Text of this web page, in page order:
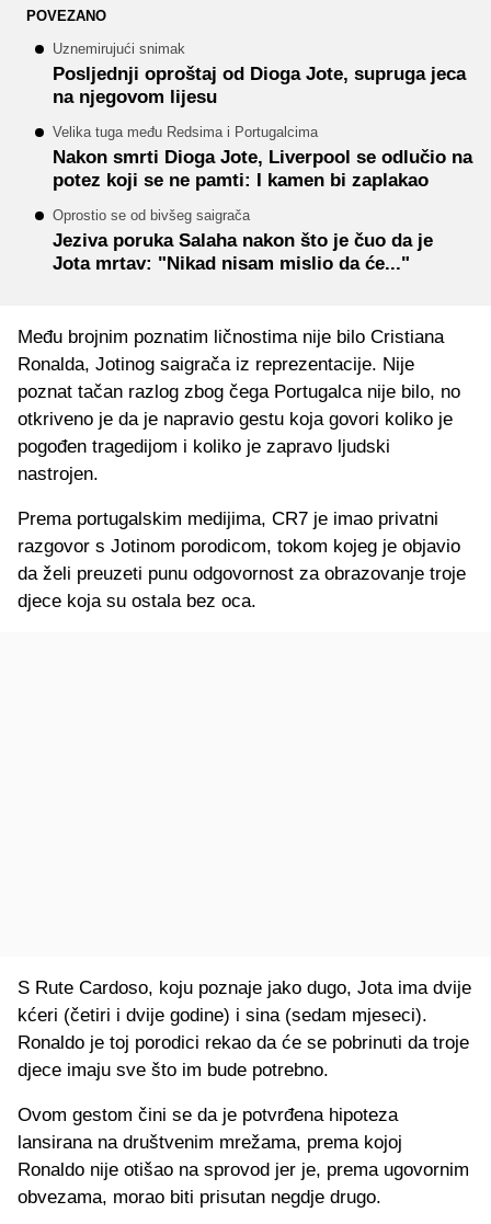
POVEZANO
Uznemirujući snimak
Posljednji oproštaj od Dioga Jote, supruga jeca
na njegovom lijesu
Velika tuga među Redsima i Portugalcima
Nakon smrti Dioga Jote, Liverpool se odlučio na
potez koji se ne pamti: I kamen bi zaplakao
Oprostio se od bivšeg saigrača
Jeziva poruka Salaha nakon što je čuo da je
Jota mrtav: "Nikad nisam mislio da će..."
Među brojnim poznatim ličnostima nije bilo Cristiana
Ronalda, Jotinog saigrača iz reprezentacije. Nije
poznat tačan razlog zbog čega Portugalca nije bilo, no
otkriveno je da je napravio gestu koja govori koliko je
pogođen tragedijom i koliko je zapravo ljudski
nastrojen.
Prema portugalskim medijima, CR7 je imao privatni
razgovor s Jotinom porodicom, tokom kojeg je objavio
da želi preuzeti punu odgovornost za obrazovanje troje
djece koja su ostala bez oca.
S Rute Cardoso, koju poznaje jako dugo, Jota ima dvije
kćeri (četiri i dvije godine) i sina (sedam mjeseci).
Ronaldo je toj porodici rekao da će se pobrinuti da troje
djece imaju sve što im bude potrebno.
Ovom gestom čini se da je potvrđena hipoteza
lansirana na društvenim mrežama, prema kojoj
Ronaldo nije otišao na sprovod jer je, prema ugovornim
obvezama, morao biti prisutan negdje drugo.